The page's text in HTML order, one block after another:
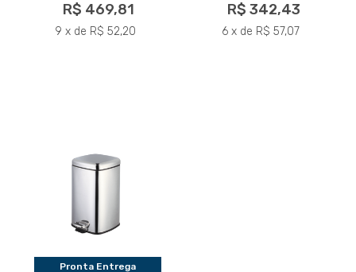
R$ 469,81
9 x de R$ 52,20
R$ 342,43
6 x de R$ 57,07
Pronta Entrega